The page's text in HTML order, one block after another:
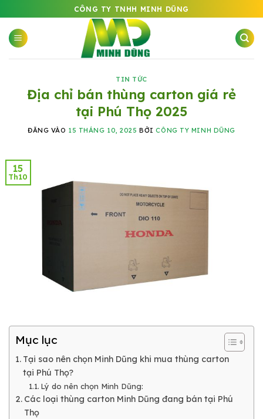
qua
nội
dung
CÔNG TY TNHH MINH DŨNG
TIN TỨC
Địa chỉ bán thùng carton giá rẻ
tại Phú Thọ 2025
ĐĂNG VÀO 15 THÁNG 10, 2025 BỞICÔNG TY MINH DŨNG
15
Th10
Mục lục
Tại sao nên chọn Minh Dũng khi mua thùng carton
tại Phú Thọ?
Lý do nên chọn Minh Dũng:
Các loại thùng carton Minh Dũng đang bán tại Phú
Thọ